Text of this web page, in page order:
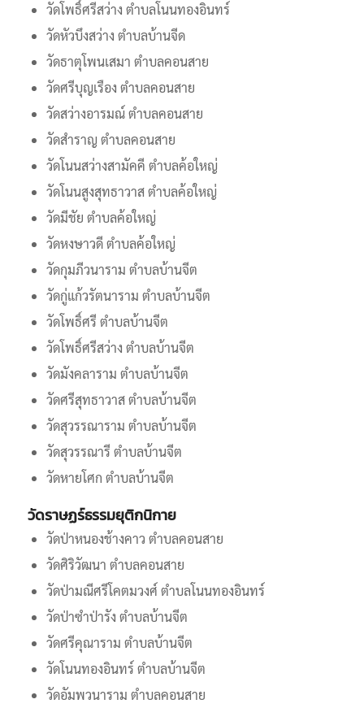
วัดโพธิ์ศรีสว่าง ตำบลโนนทองอินทร์
วัดหัวบึงสว่าง ตำบลบ้านจีด
วัดธาตุโพนเสมา ตำบลคอนสาย
วัดศรีบุญเรือง ตำบลคอนสาย
วัดสว่างอารมณ์ ตำบลคอนสาย
วัดสำราญ ตำบลคอนสาย
วัดโนนสว่างสามัคคี ตำบลค้อใหญ่
วัดโนนสูงสุทธาวาส ตำบลค้อใหญ่
วัดมีชัย ตำบลค้อใหญ่
วัดหงษาวดี ตำบลค้อใหญ่
วัดกุมภีวนาราม ตำบลบ้านจีต
วัดกู่แก้วรัตนาราม ตำบลบ้านจีต
วัดโพธิ์ศรี ตำบลบ้านจีต
วัดโพธิ์ศรีสว่าง ตำบลบ้านจีต
วัดมังคลาราม ตำบลบ้านจีต
วัดศรีสุทธาวาส ตำบลบ้านจีต
วัดสุวรรณาราม ตำบลบ้านจีต
วัดสุวรรณารี ตำบลบ้านจีต
วัดหายโศก ตำบลบ้านจีต
วัดราษฏร์ธรรมยุติกนิกาย
วัดป่าหนองช้างคาว ตำบลคอนสาย
วัดศิริวัฒนา ตำบลคอนสาย
วัดป่ามณีศรีโคตมวงศ์ ตำบลโนนทองอินทร์
วัดป่าซําป่ารัง ตําบลบ้านจีต
วัดศรีคุณาราม ตําบลบ้านจีต
วัดโนนทองอินทร์ ตําบลบ้านจีต
วัดอัมพวนาราม ตําบลคอนสาย